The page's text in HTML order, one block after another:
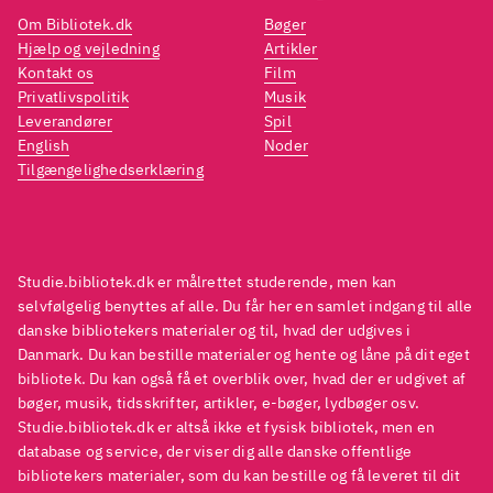
windowpane, tentative
footsteps on a fuzzy rug, a cup of
coffee and contemplation".
Studie.bibliotek.dk er målrettet studerende, men kan
selvfølgelig benyttes af alle. Du får her en samlet indgang til alle
danske bibliotekers materialer og til, hvad der udgives i
Danmark. Du kan bestille materialer og hente og låne på dit eget
bibliotek. Du kan også få et overblik over, hvad der er udgivet af
bøger, musik, tidsskrifter, artikler, e-bøger, lydbøger osv.
Studie.bibliotek.dk er altså ikke et fysisk bibliotek, men en
database og service, der viser dig alle danske offentlige
bibliotekers materialer, som du kan bestille og få leveret til dit
Om Bibliotek.dk
Hjælp og vejledning
Kontakt os
Privatlivspolitik
Leverandører
English
Tilgængelighedserklæring
Bøger
Artikler
Film
Musik
Spil
Noder